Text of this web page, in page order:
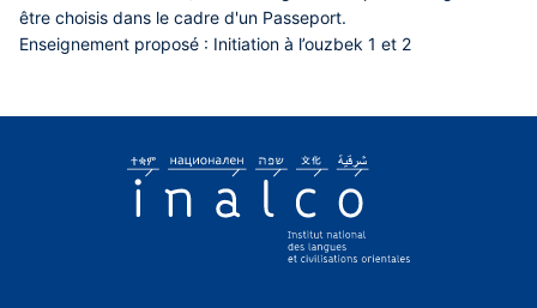
être choisis dans le cadre d'un Passeport.
Enseignement proposé : Initiation à l’ouzbek 1 et 2